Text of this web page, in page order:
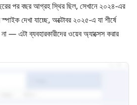
পর বছর আগ্রহ স্থির ছিল, সেখানে ২০২৪-এর
দেখা যাচ্ছে, অক্টোবর ২০২৫-এ যা শীর্ষে
— এটা ব্যবহারকারীদের ওয়েব অ্যাক্সেস করার